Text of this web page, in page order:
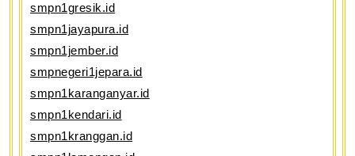
smpn1gresik.id
smpn1jayapura.id
smpn1jember.id
smpnegeri1jepara.id
smpn1karanganyar.id
smpn1kendari.id
smpn1kranggan.id